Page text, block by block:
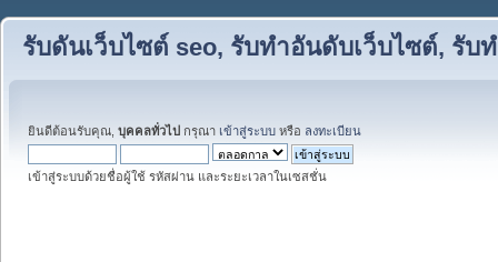
รับดันเว็บไซต์ seo, รับทำอันดับเว็บไซต์, รับ
ยินดีต้อนรับคุณ, บุคคลทั่วไป กรุณา เข้าสู่ระบบ หรือ ลงทะเบียน
เข้าสู่ระบบด้วยชื่อผู้ใช้ รหัสผ่าน และระยะเวลาในเซสชั่น